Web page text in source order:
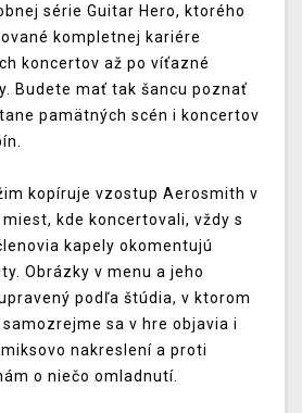
série Guitar Hero, ktorého
kompletnej kariére
koncertov až po víťazné
Budete mať tak šancu poznať
pamätných scén i koncertov
kopíruje vzostup Aerosmith v
kde koncertovali, vždy s
kapely okomentujú
Obrázky v menu a jeho
podľa štúdia, v ktorom
sa v hre objavia i
nakreslení a proti
o niečo omladnutí.